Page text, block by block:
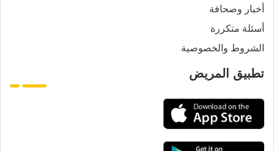
أخبار وصحافة
أسئلة متكررة
الشروط والخصوصية
تطبيق المريض